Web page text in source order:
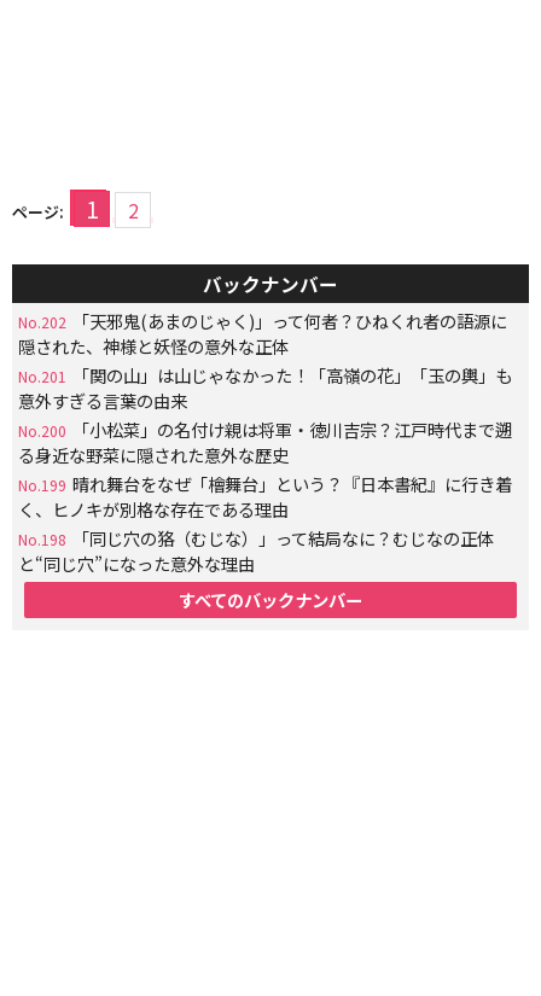
ページ: 1 2
バックナンバー
No.202
「天邪鬼(あまのじゃく)」って何者？ひねくれ者の語源に
隠された、神様と妖怪の意外な正体
No.201
「関の山」は山じゃなかった！「高嶺の花」「玉の輿」も
意外すぎる言葉の由来
No.200
「小松菜」の名付け親は将軍・徳川吉宗？江戸時代まで遡
る身近な野菜に隠された意外な歴史
No.199 晴れ舞台をなぜ「檜舞台」という？『日本書紀』に行き着
く、ヒノキが別格な存在である理由
No.198
「同じ穴の狢（むじな）」って結局なに？むじなの正体
と“同じ穴”になった意外な理由
すべてのバックナンバー